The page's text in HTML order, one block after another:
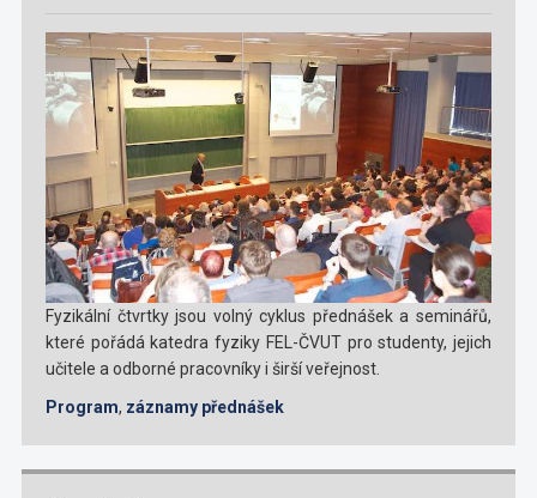
Fyzikální čtvrtky jsou volný cyklus přednášek a seminářů,
které pořádá katedra fyziky FEL-ČVUT pro studenty, jejich
učitele a odborné pracovníky i širší veřejnost.
Program, záznamy přednášek